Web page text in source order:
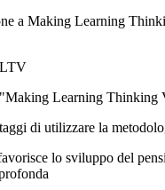
a Making Learning
Learning Thinking
di utilizzare la
lo sviluppo del